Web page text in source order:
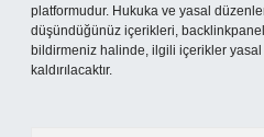
platformudur. Hukuka ve yasal
düşündüğünüz içerikleri,
bildirmeniz halinde, ilgili içerikler
kaldırılacaktır.